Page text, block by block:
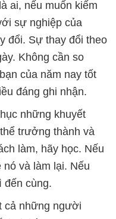
ai, nếu muốn kiếm
sự nghiệp của
đổi. Sự thay đổi theo
Không cần so
của năm nay tốt
đáng ghi nhận.
những khuyết
trưởng thành và
làm, hãy học. Nếu
nó và làm lại. Nếu
đến cùng.
cả những người